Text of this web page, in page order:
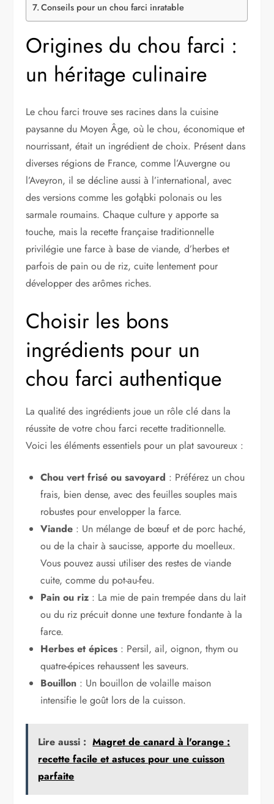
Conseils pour un chou farci inratable
Origines du chou farci :
un héritage culinaire
Le chou farci trouve ses racines dans la cuisine
paysanne du Moyen Âge, où le chou, économique et
nourrissant, était un ingrédient de choix. Présent dans
diverses régions de France, comme l’Auvergne ou
l’Aveyron, il se décline aussi à l’international, avec
des versions comme les gołąbki polonais ou les
sarmale roumains. Chaque culture y apporte sa
touche, mais la recette française traditionnelle
privilégie une farce à base de viande, d’herbes et
parfois de pain ou de riz, cuite lentement pour
développer des arômes riches.
Choisir les bons
ingrédients pour un
chou farci authentique
La qualité des ingrédients joue un rôle clé dans la
réussite de votre chou farci recette traditionnelle.
Voici les éléments essentiels pour un plat savoureux :
Chou vert frisé ou savoyard : Préférez un chou
frais, bien dense, avec des feuilles souples mais
robustes pour envelopper la farce.
Viande : Un mélange de bœuf et de porc haché,
ou de la chair à saucisse, apporte du moelleux.
Vous pouvez aussi utiliser des restes de viande
cuite, comme du pot-au-feu.
Pain ou riz : La mie de pain trempée dans du lait
ou du riz précuit donne une texture fondante à la
farce.
Herbes et épices : Persil, ail, oignon, thym ou
quatre-épices rehaussent les saveurs.
Bouillon : Un bouillon de volaille maison
intensifie le goût lors de la cuisson.
Lire aussi : Magret de canard à l'orange :
recette facile et astuces pour une cuisson
parfaite